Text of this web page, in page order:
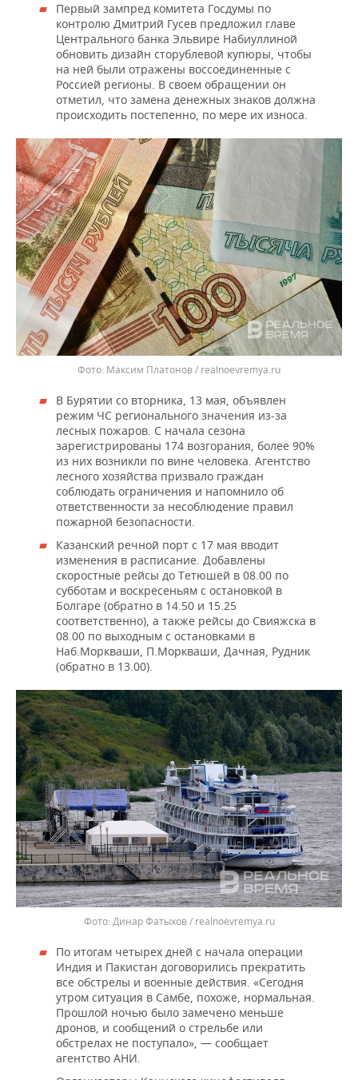
Первый зампред комитета Госдумы по
контролю Дмитрий Гусев предложил главе
Центрального банка Эльвире Набиуллиной
обновить дизайн сторублевой купюры, чтобы
на ней были отражены воссоединенные с
Россией регионы. В своем обращении он
отметил, что замена денежных знаков должна
происходить постепенно, по мере их износа.
Максим Платонов / realnoevremya.ru
В Бурятии со вторника, 13 мая, объявлен
режим ЧС регионального значения из-за
лесных пожаров. С начала сезона
зарегистрированы 174 возгорания, более 90%
из них возникли по вине человека. Агентство
лесного хозяйства призвало граждан
соблюдать ограничения и напомнило об
ответственности за несоблюдение правил
пожарной безопасности.
Казанский речной порт с 17 мая вводит
изменения в расписание. Добавлены
скоростные рейсы до Тетюшей в 08.00 по
субботам и воскресеньям с остановкой в
Болгаре (обратно в 14.50 и 15.25
соответственно), а также рейсы до Свияжска в
08.00 по выходным с остановками в
Наб.Моркваши, П.Моркваши, Дачная, Рудник
(обратно в 13.00).
Динар Фатыхов / realnoevremya.ru
По итогам четырех дней с начала операции
Индия и Пакистан договорились прекратить
все обстрелы и военные действия. «Сегодня
утром ситуация в Самбе, похоже, нормальная.
Прошлой ночью было замечено меньше
дронов, и сообщений о стрельбе или
обстрелах не поступало», — сообщает
агентство АНИ.